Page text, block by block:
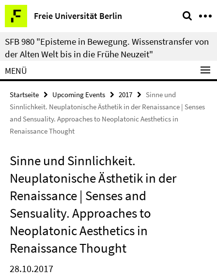
Springe
direkt
zu
Inhalt
Freie Universität Berlin
Service-
Navigation
SFB 980 "Episteme in Bewegung. Wissenstransfer von
der Alten Welt bis in die Frühe Neuzeit"
MENÜ
Startseite Upcoming Events 2017
Sinne und
Sinnlichkeit. Neuplatonische Ästhetik in der Renaissance | Senses
and Sensuality. Approaches to Neoplatonic Aesthetics in
Renaissance Thought
Sinne und Sinnlichkeit.
Neuplatonische Ästhetik in der
Renaissance | Senses and
Sensuality. Approaches to
Neoplatonic Aesthetics in
Renaissance Thought
28.10.2017